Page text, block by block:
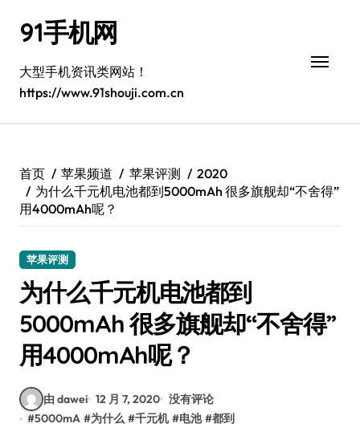
91手机网
大型手机资讯类网站！
https://www.91shouji.com.cn
首页 苹果频道 苹果评测
2020
为什么千元机电池都到5000mAh 很多旗舰却“不舍得”
用4000mAh呢？
苹果评测
为什么千元机电池都到
5000mAh 很多旗舰却“不舍得”
用4000mAh呢？
由 dawei 12 月 7, 2020 没有评论
#5000mA #为什么 #千元机 #电池 #都到